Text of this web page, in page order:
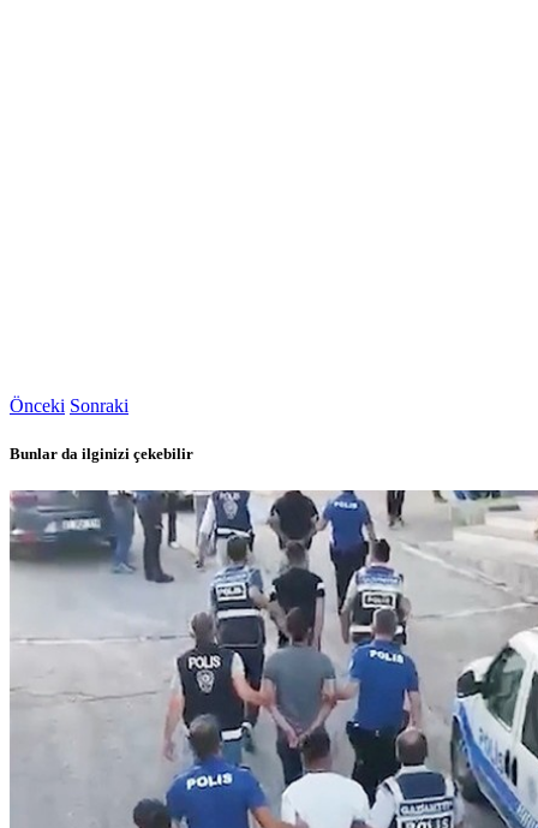
Önceki Sonraki
Bunlar da ilginizi çekebilir